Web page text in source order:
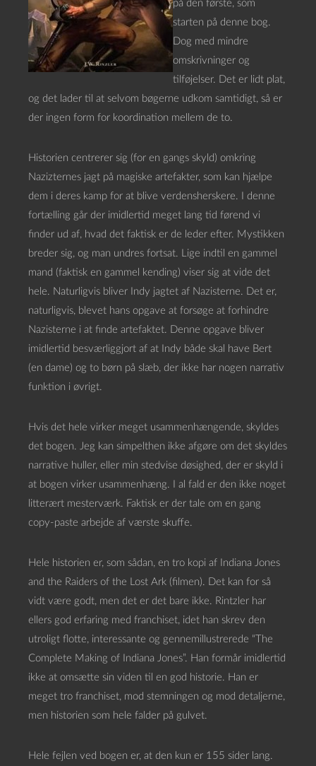
på den første, som
starten på denne bog.
Dog med mindre
omskrivninger og
tilføjelser. Det er lidt plat,
og det lader til at selvom bøgerne udkom samtidigt, så er
der ingen form for koordination mellem de to.
Historien centrerer sig (for en gangs skyld) omkring
Nazizternes jagt på magiske artefakter, som kan hjælpe
dem i deres kamp for at blive verdensherskere. I denne
fortælling går der imidlertid meget lang tid førend vi
finder ud af, hvad det faktisk er de leder efter. Mystikken
breder sig, og man undres fortsat. Lige indtil en gammel
mand (faktisk en gammel kending) viser sig at vide det
hele. Naturligvis bliver Indy jagtet af Nazisterne. Det er,
naturligvis, blevet hans opgave at forsøge at forhindre
Nazisterne i at finde artefaktet. Denne opgave bliver
imidlertid besværliggjort af at Indy både skal have Bert
(en dame) og to børn på slæb, der ikke har nogen narrativ
funktion i øvrigt.
Hvis det hele virker meget usammenhængende, skyldes
det bogen. Jeg kan simpelthen ikke afgøre om det skyldes
narrative huller, eller min stedvise døsighed, der er skyld i
at bogen virker usammenhæng. I al fald er den ikke noget
litterært mesterværk. Faktisk er der tale om en gang
copy-paste arbejde af værste skuffe.
Hele historien er, som sådan, en tro kopi af Indiana Jones
and the Raiders of the Lost Ark (filmen). Det kan for så
vidt være godt, men det er det bare ikke. Rintzler har
ellers god erfaring med franchiset, idet han skrev den
utroligt flotte, interessante og gennemillustrerede “The
Complete Making of Indiana Jones”. Han formår imidlertid
ikke at omsætte sin viden til en god historie. Han er
meget tro franchiset, mod stemningen og mod detaljerne,
men historien som hele falder på gulvet.
Hele fejlen ved bogen er, at den kun er 155 sider lang.